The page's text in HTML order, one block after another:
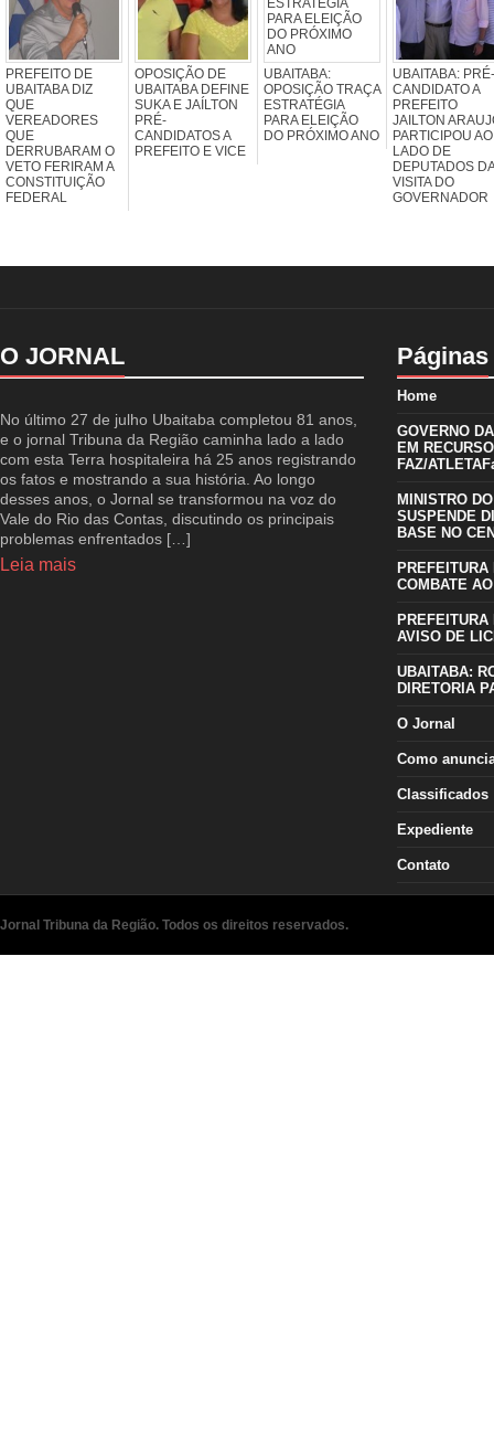
PREFEITO DE
UBAITABA DIZ
QUE
VEREADORES
QUE
DERRUBARAM O
VETO FERIRAM A
CONSTITUIÇÃO
FEDERAL
OPOSIÇÃO DE
UBAITABA DEFINE
SUKA E JAÍLTON
PRÉ-
CANDIDATOS A
PREFEITO E VICE
UBAITABA:
OPOSIÇÃO TRAÇA
ESTRATÉGIA
PARA ELEIÇÃO
DO PRÓXIMO ANO
UBAITABA: PRÉ-
CANDIDATO A
PREFEITO
JAILTON
PARTICIPOU AO
LADO DE
DEPUTADOS DA
VISITA DO
GOVERNADOR
O JORNAL
No último 27 de julho Ubaitaba completou 81 anos,
e o jornal Tribuna da Região caminha lado a lado
com esta Terra hospitaleira há 25 anos registrando
os fatos e mostrando a sua história. Ao longo
desses anos, o Jornal se transformou na voz do
Vale do Rio das Contas, discutindo os principais
problemas enfrentados […]
Leia mais
Páginas
Home
GOVERNO
EM
FAZ/
MINISTRO
SUSPENDE
BASE NO
COMBATE
AVISO DE
UBAITABA:
DIRETORIA
O Jornal
Como
Classificados
Expediente
Contato
Jornal Tribuna da Região. Todos os direitos reservados.